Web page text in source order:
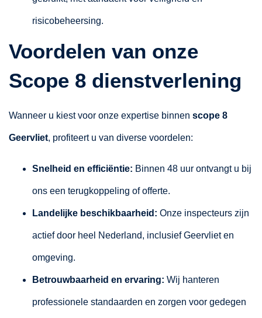
risicobeheersing.
Voordelen van onze
Scope 8 dienstverlening
Wanneer u kiest voor onze expertise binnen scope 8
Geervliet, profiteert u van diverse voordelen:
Snelheid en efficiëntie: Binnen 48 uur ontvangt u bij
ons een terugkoppeling of offerte.
Landelijke beschikbaarheid: Onze inspecteurs zijn
actief door heel Nederland, inclusief Geervliet en
omgeving.
Betrouwbaarheid en ervaring: Wij hanteren
professionele standaarden en zorgen voor gedegen